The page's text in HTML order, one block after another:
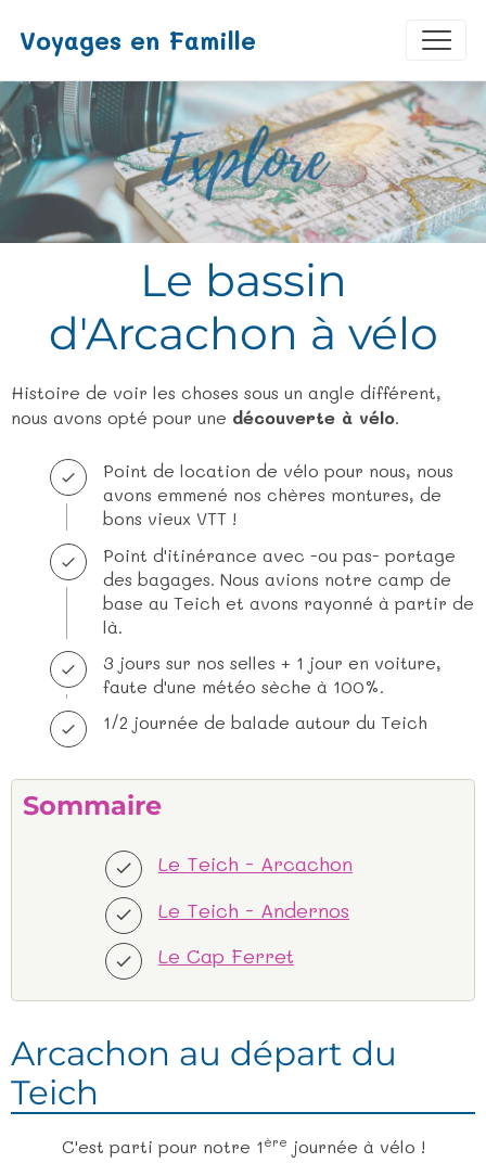
Voyages en Famille
Le bassin
d'Arcachon à vélo
Histoire de voir les choses sous un angle différent,
nous avons opté pour une découverte à vélo.
Point de location de vélo pour nous, nous
avons emmené nos chères montures, de
bons vieux VTT !
Point d'itinérance avec -ou pas- portage
des bagages. Nous avions notre camp de
base au Teich et avons rayonné à partir de
là.
3 jours sur nos selles + 1 jour en voiture,
faute d'une météo sèche à 100%.
1/2 journée de balade autour du Teich
Sommaire
Le Teich - Arcachon
Le Teich - Andernos
Le Cap Ferret
Arcachon au départ du
Teich
C'est parti pour notre 1 ère journée à vélo !